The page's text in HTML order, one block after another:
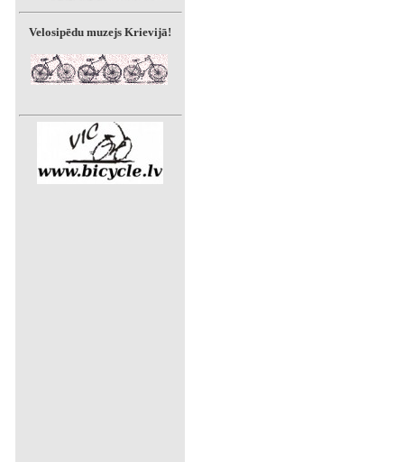
Velosipēdu muzejs Krievijā!